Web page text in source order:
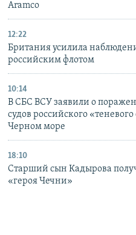
Aramco
12:22
Британия усилила
российским флотом
10:14
В СБС ВСУ заявили о
судов российского «теневого
Черном море
18:10
Старший сын Кадырова
«героя Чечни»